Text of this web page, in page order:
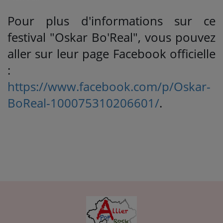
Pour plus d'informations sur ce
festival "Oskar Bo'Real", vous pouvez
aller sur leur page Facebook officielle
:
https://www.facebook.com/p/Oskar-
BoReal-100075310206601/.